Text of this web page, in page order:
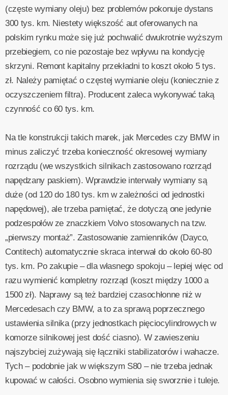
(częste wymiany oleju) bez problemów pokonuje dystans
300 tys. km. Niestety większość aut oferowanych na
polskim rynku może się już pochwalić dwukrotnie wyższym
przebiegiem, co nie pozostaje bez wpływu na kondycję
skrzyni. Remont kapitalny przekładni to koszt około 5 tys.
zł. Należy pamiętać o częstej wymianie oleju (koniecznie z
oczyszczeniem filtra). Producent zaleca wykonywać taką
czynność co 60 tys. km.
Na tle konstrukcji takich marek, jak Mercedes czy BMW in
minus zaliczyć trzeba konieczność okresowej wymiany
rozrządu (we wszystkich silnikach zastosowano rozrząd
napędzany paskiem). Wprawdzie interwały wymiany są
duże (od 120 do 180 tys. km w zależności od jednostki
napędowej), ale trzeba pamiętać, że dotyczą one jedynie
podzespołów ze znaczkiem Volvo stosowanych na tzw.
„pierwszy montaż”. Zastosowanie zamienników (Dayco,
Contitech) automatycznie skraca interwał do około 60-80
tys. km. Po zakupie – dla własnego spokoju – lepiej więc od
razu wymienić kompletny rozrząd (koszt między 1000 a
1500 zł). Naprawy są też bardziej czasochłonne niż w
Mercedesach czy BMW, a to za sprawą poprzecznego
ustawienia silnika (przy jednostkach pięciocylindrowych w
komorze silnikowej jest dość ciasno). W zawieszeniu
najszybciej zużywają się łączniki stabilizatorów i wahacze.
Tych – podobnie jak w większym S80 – nie trzeba jednak
kupować w całości. Osobno wymienia się sworznie i tuleje.